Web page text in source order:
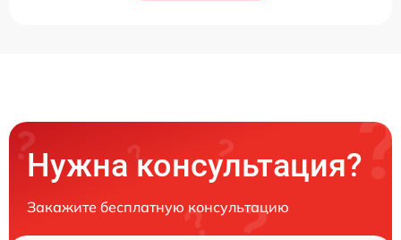
Нужна консультация?
Закажите бесплатную консультацию